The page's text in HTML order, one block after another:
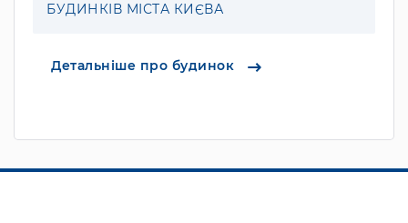
БУДИНКІВ МІСТА КИЄВА
Детальніше про будинок